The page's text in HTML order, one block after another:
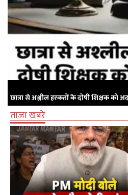
छात्रा से अश्लील हरकतों के दोषी शिक्षक को
ताज़ा खबरें